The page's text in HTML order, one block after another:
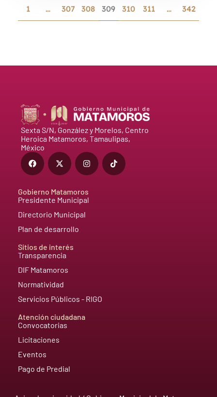
1 … 307 308 309 310 311 … 342
Sexta S/N, González y Morelos, Centro
Heroica Matamoros, Tamaulipas,
México
Gobierno Matamoros
Presidente Municipal
Directorio Municipal
Plan de desarrollo
Sitios de interés
Transparencia
DIF Matamoros
Normatividad
Servicios Públicos - RIGO
Atención ciudadana
Convocatorias
Licitaciones
Eventos
Pago de Predial